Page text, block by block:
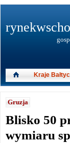
Gruzja
Blisko 50
wymiaru
Kraje